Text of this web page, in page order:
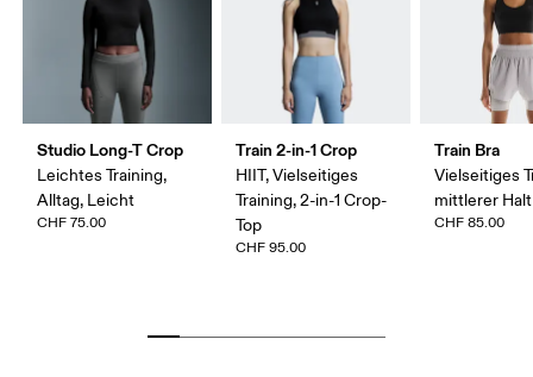
Studio Long-T Crop
Leichtes Training,
Alltag, Leicht
CHF 75.00
Train 2-in-1 Crop
HIIT, Vielseitiges
Training, 2-in-1 Crop-
Top
CHF 95.00
Train Bra
Vielseitiges
mittlerer Halt
CHF 85.00